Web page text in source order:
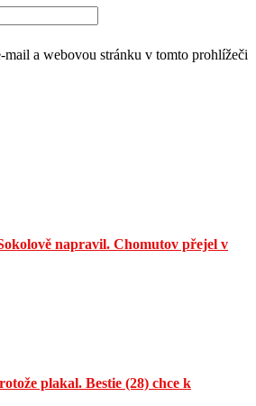
mail a webovou stránku v tomto prohlížeči
napravil. Chomutov přejel v
plakal. Bestie (28) chce k